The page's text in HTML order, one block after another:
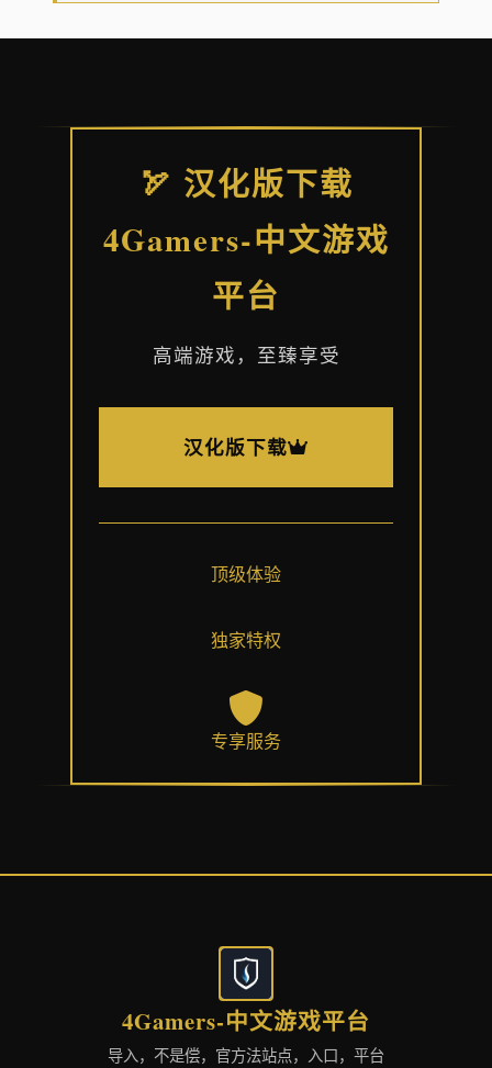
🏹 汉化版下载
4Gamers-中文游戏
平台
高端游戏，至臻享受
汉化版下载
顶级体验
独家特权
专享服务
4Gamers-中文游戏平台
导入，不是偿，官方法站点，入口，平台